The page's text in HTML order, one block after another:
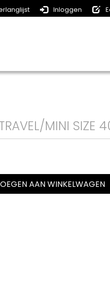
Inloggen
MINI SIZE
AAN WINKELWAGEN